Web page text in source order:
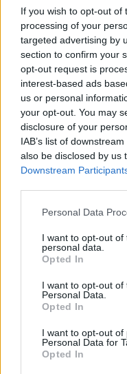
If you wish to opt-out of
processing of your
targeted advertising by
section to confirm your
opt-out request is
interest-based ads
us or personal
your opt-out. You may
disclosure of your
IAB’s list of
also be disclosed by us
Downstream
Personal Data
I want to opt-out
personal data.
Opted In
I want to opt-out of
Personal Data.
Opted In
I want to opt-out of
Personal Data for
Opted In
Leicht
Kürbisnockerl
Leicht
Leicht
Kürbispüree
Leicht
Leicht
Süßes